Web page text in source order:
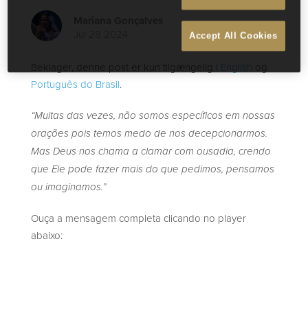
Beklager, denne post er kun tilgængelig i English og
Português do Brasil.
“Muitas das vezes, não somos específicos em nossas
orações pois temos medo de nos decepcionarmos.
Mas Deus nos chama a clamar com ousadia, crendo
que Ele pode fazer mais do que pedimos, pensamos
ou imaginamos.”
Ouça a mensagem completa clicando no player
abaixo:
Accept All Cookies